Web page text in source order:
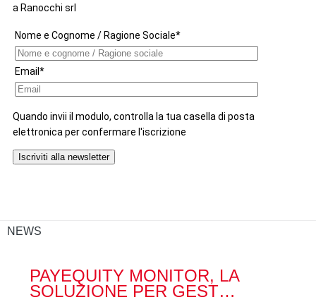
NEWS
PAYEQUITY MONITOR, LA
SOLUZIONE PER GEST…